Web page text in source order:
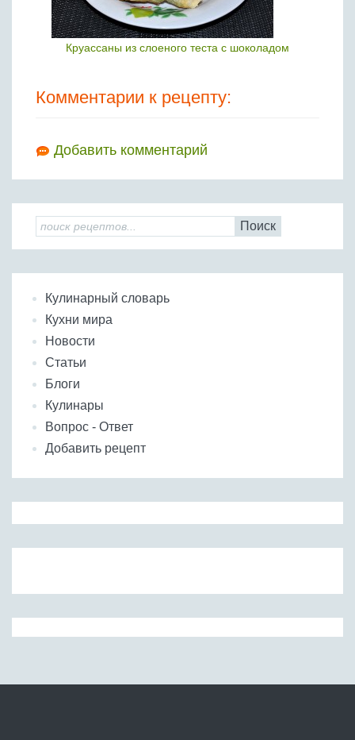
Круассаны из слоеного теста с шоколадом
Комментарии к рецепту:
Добавить комментарий
Поиск
Кулинарный словарь
Кухни мира
Новости
Статьи
Блоги
Кулинары
Вопрос - Ответ
Добавить рецепт